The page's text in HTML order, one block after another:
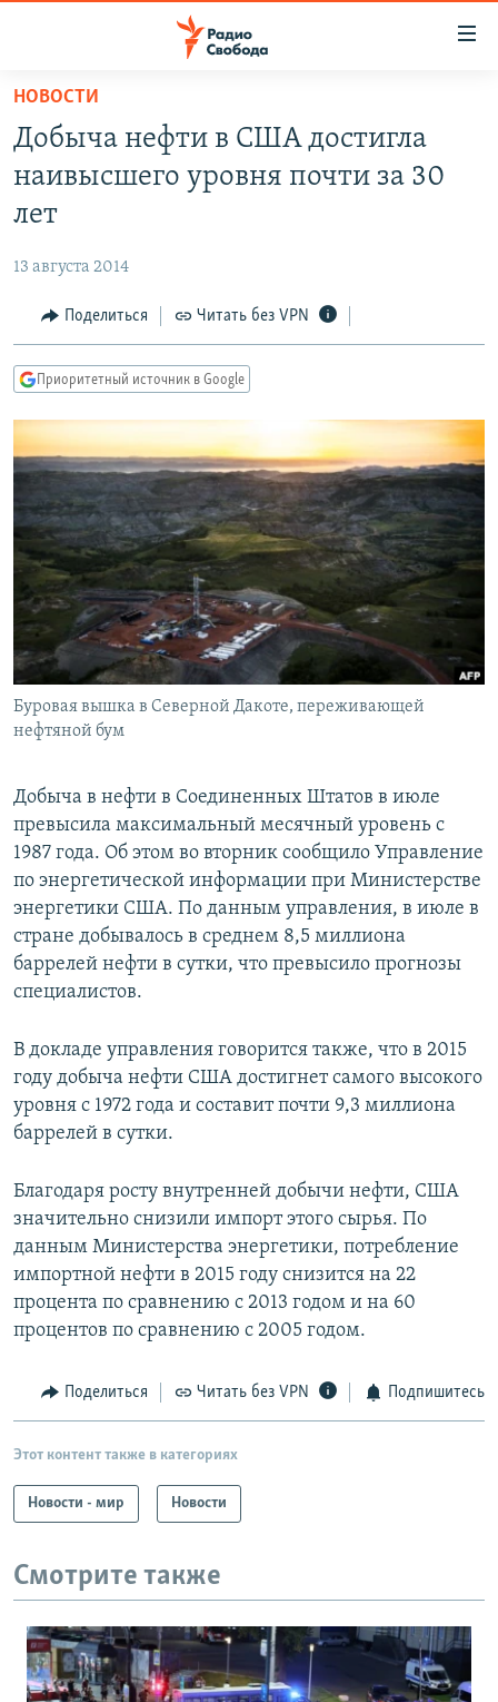
упрощенного
доступа
основному
Вернутся
Вернутся
поиску
ПРОГРАММЫ
ПОДКАСТЫ
АВТОРСКИЕ ПРОЕКТЫ
МНЕНИЯ
КУЛЬТУРА
КАВКАЗ.РЕАЛИИ
СЕВЕР.РЕАЛИИ
СИБИРЬ.РЕАЛИИ
РАСПИСАНИЕ ВЕЩАНИЯ
ПОДПИШИТЕСЬ НА РАССЫЛКУ
СОЦИАЛЬНЫЕ СЕТИ
НОВОСТИ
Добыча нефти в США достигла
наивысшего уровня почти за 30
лет
13 августа 2014
Поделиться Читать без VPN
Приоритетный источник в Google
Буровая вышка в Северной Дакоте, переживающей
нефтяной бум
Добыча в нефти в Соединенных Штатов в июле
превысила максимальный месячный уровень с
1987 года. Об этом во вторник сообщило Управление
по энергетической информации при Министерстве
энергетики США. По данным управления, в июле в
стране добывалось в среднем 8,5 миллиона
баррелей нефти в сутки, что превысило прогнозы
специалистов.
В докладе управления говорится также, что в 2015
году добыча нефти США достигнет самого высокого
уровня с 1972 года и составит почти 9,3 миллиона
баррелей в сутки.
Благодаря росту внутренней добычи нефти, США
значительно снизили импорт этого сырья. По
данным Министерства энергетики, потребление
импортной нефти в 2015 году снизится на 22
процента по сравнению с 2013 годом и на 60
процентов по сравнению с 2005 годом.
Поделиться Читать без VPN Подпишитесь
Этот контент также в категориях
Новости - мир Новости
Смотрите также